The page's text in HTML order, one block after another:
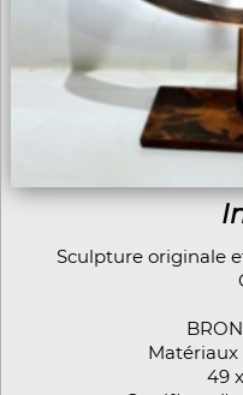
Sculpture originale
Matériaux
49